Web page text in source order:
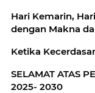
Hari Kemarin,
dengan Makna
Ketika
SELAMAT ATAS
2025- 2030